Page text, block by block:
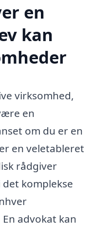
en
kan
virksomhed,
en
om du er en
en veletableret
rådgiver
komplekse
advokat kan